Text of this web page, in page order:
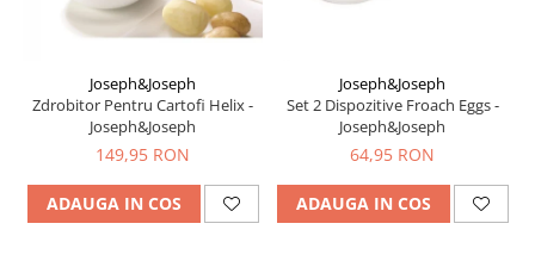
Joseph&Joseph
Zdrobitor Pentru Cartofi Helix -
Joseph&Joseph
149,95 RON
ADAUGA IN COS
Joseph&Joseph
Set 2 Dispozitive Froach Eggs -
Joseph&Joseph
64,95 RON
ADAUGA IN COS